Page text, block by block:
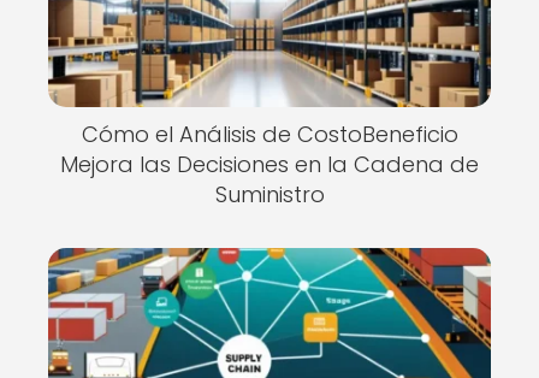
Cómo el Análisis de CostoBeneficio
Mejora las Decisiones en la Cadena de
Suministro